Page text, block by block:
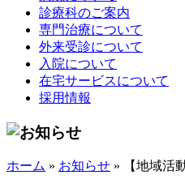
診療科のご案内
専門治療について
外来受診について
入院について
在宅サービスについて
採用情報
ホーム » お知らせ » 【地域活